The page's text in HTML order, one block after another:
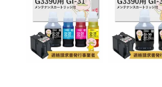
互換品：ブラック170ml/カラー各
純正品：ブラック135ml/カラー各